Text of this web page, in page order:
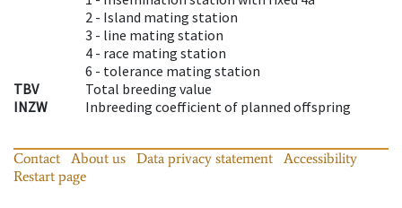
2 - Island mating station
3 - line mating station
4 - race mating station
6 - tolerance mating station
TBV
Total breeding value
INZW
Inbreeding coefficient of planned offspring
Contact About us Data privacy statement
Accessibility
Restart page